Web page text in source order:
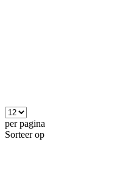
per pagina
Sorteer op